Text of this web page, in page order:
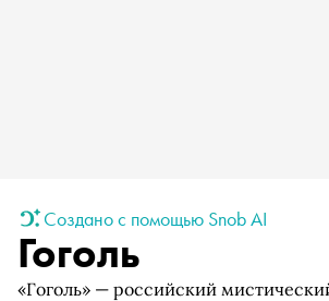
Создано с помощью Snob AI
Гоголь
«Гоголь» — российский